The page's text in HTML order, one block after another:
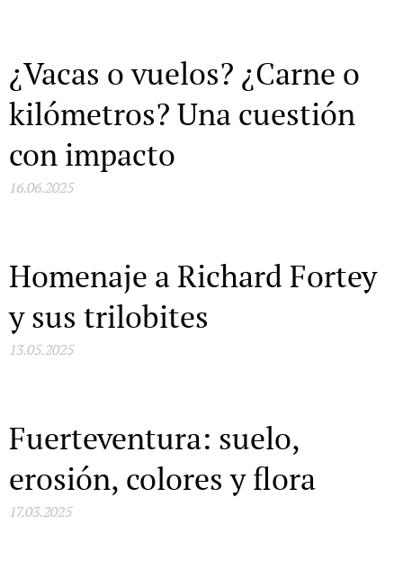
¿Vacas o vuelos? ¿Carne o
kilómetros? Una cuestión
con impacto
16.06.2025
Homenaje a Richard Fortey
y sus trilobites
13.05.2025
Fuerteventura: suelo,
erosión, colores y flora
17.03.2025